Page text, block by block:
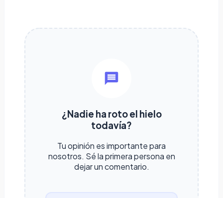
¿Nadie ha roto el hielo
todavía?
Tu opinión es importante para
nosotros. Sé la primera persona en
dejar un comentario.